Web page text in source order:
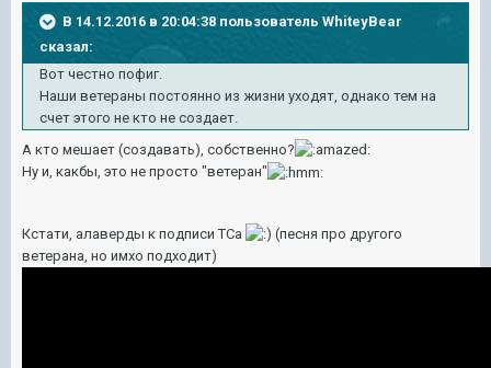
В 14.12.2016 в 20:04:38 пользователь WhiteyBear
сказал:
Вот честно пофиг.
Наши ветераны постоянно из жизни уходят, однако тем на
счет этого не кто не создает.
А кто мешает (создавать), собственно?
Ну и, какбы, это не просто "ветеран"
Кстати, алаверды к подписи ТСа
(песня про другого
ветерана, но имхо подходит)